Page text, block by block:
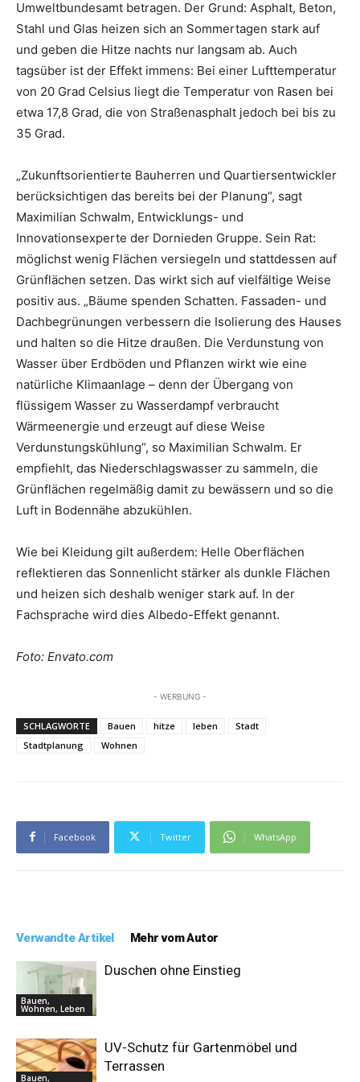
Umweltbundesamt betragen. Der Grund: Asphalt, Beton,
Stahl und Glas heizen sich an Sommertagen stark auf
und geben die Hitze nachts nur langsam ab. Auch
tagsüber ist der Effekt immens: Bei einer Lufttemperatur
von 20 Grad Celsius liegt die Temperatur von Rasen bei
etwa 17,8 Grad, die von Straßenasphalt jedoch bei bis zu
35 Grad.
„Zukunftsorientierte Bauherren und Quartiersentwickler
berücksichtigen das bereits bei der Planung“, sagt
Maximilian Schwalm, Entwicklungs- und
Innovationsexperte der Dornieden Gruppe. Sein Rat:
möglichst wenig Flächen versiegeln und stattdessen auf
Grünflächen setzen. Das wirkt sich auf vielfältige Weise
positiv aus. „Bäume spenden Schatten. Fassaden- und
Dachbegrünungen verbessern die Isolierung des Hauses
und halten so die Hitze draußen. Die Verdunstung von
Wasser über Erdböden und Pflanzen wirkt wie eine
natürliche Klimaanlage – denn der Übergang von
flüssigem Wasser zu Wasserdampf verbraucht
Wärmeenergie und erzeugt auf diese Weise
Verdunstungskühlung“, so Maximilian Schwalm. Er
empfiehlt, das Niederschlagswasser zu sammeln, die
Grünflächen regelmäßig damit zu bewässern und so die
Luft in Bodennähe abzukühlen.
Wie bei Kleidung gilt außerdem: Helle Oberflächen
reflektieren das Sonnenlicht stärker als dunkle Flächen
und heizen sich deshalb weniger stark auf. In der
Fachsprache wird dies Albedo-Effekt genannt.
Foto: Envato.com
- WERBUNG -
SCHLAGWORTE Bauen hitze leben
Stadt
Stadtplanung
Wohnen
Facebook Twitter WhatsApp
Verwandte Artikel Mehr vom Autor
Bauen,
Wohnen, Leben
Duschen ohne Einstieg
Bauen,
UV-Schutz für Gartenmöbel und
Terrassen